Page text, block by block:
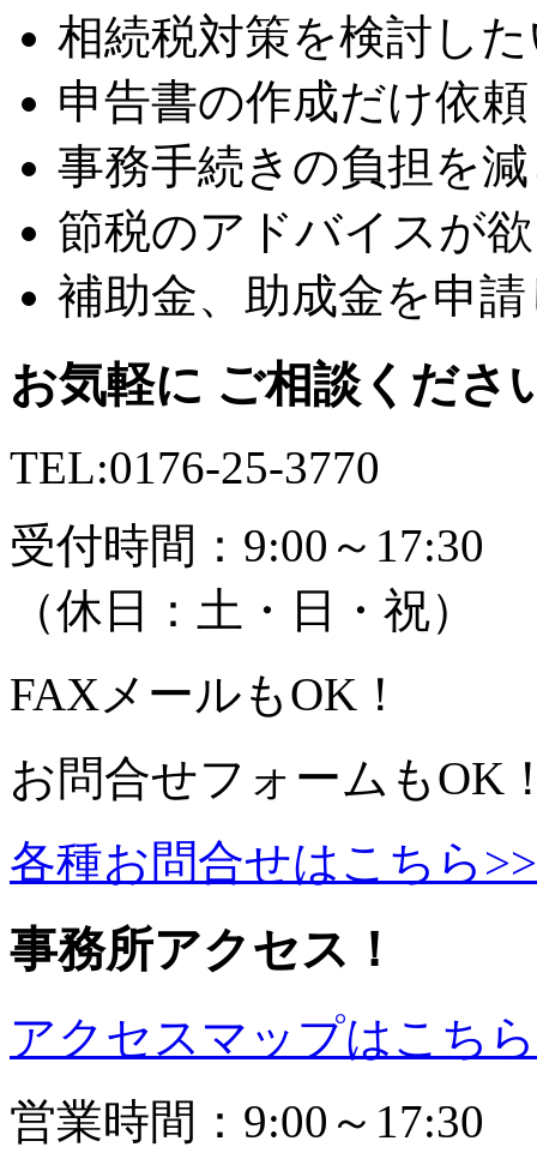
相続税対策を検討し
申告書の作成だけ依
事務手続きの負担を
節税のアドバイスが
補助金、助成金を申
お気軽に ご相談くださ
TEL:0176-25-3770
受付時間：9:00～17:30
（休日：土・日・祝）
FAXメールもOK！
お問合せフォームもOK
各種お問合せはこちら>>
事務所アクセス！
アクセスマップはこち
営業時間：9:00～17:30